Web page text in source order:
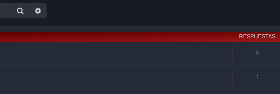
Buscar
RESPUESTAS
5
1